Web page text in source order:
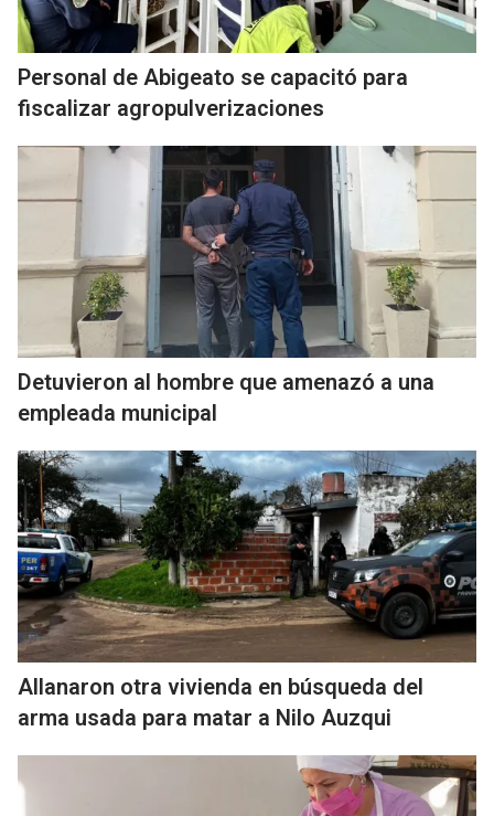
Personal de Abigeato se capacitó para
fiscalizar agropulverizaciones
Detuvieron al hombre que amenazó a una
empleada municipal
Allanaron otra vivienda en búsqueda del
arma usada para matar a Nilo Auzqui